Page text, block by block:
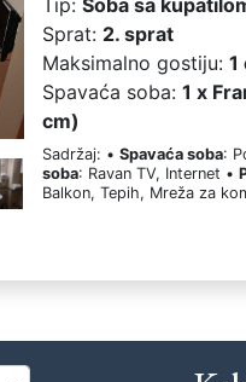
Sprat: 2. sprat
Maksimalno gostiju:1
Spavaća soba:1 x
cm)
Sadržaj: •Spavaća soba:
soba: Ravan TV, Internet •
Balkon, Tepih, Mreža za